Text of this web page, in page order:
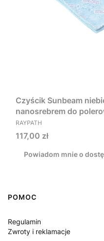
Czyścik Sunbeam
nanosrebrem do
PRODUCENT
RAYPATH
Cena
117,00 zł
Powiadom mnie o
Linki w stopce
POMOC
Regulamin
Zwroty i reklamacje